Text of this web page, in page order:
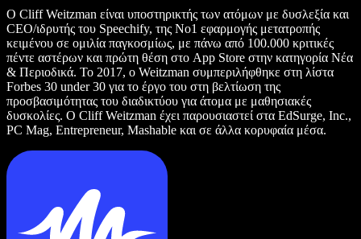
Ο Cliff Weitzman είναι υποστηρικτής των ατόμων με δυσλεξία και
CEO/ιδρυτής του Speechify, της Νο1 εφαρμογής μετατροπής
κειμένου σε ομιλία παγκοσμίως, με πάνω από 100.000 κριτικές
πέντε αστέρων και πρώτη θέση στο App Store στην κατηγορία Νέα
& Περιοδικά. Το 2017, ο Weitzman συμπεριλήφθηκε στη λίστα
Forbes 30 under 30 για το έργο του στη βελτίωση της
προσβασιμότητας του διαδικτύου για άτομα με μαθησιακές
δυσκολίες. Ο Cliff Weitzman έχει παρουσιαστεί στα EdSurge, Inc.,
PC Mag, Entrepreneur, Mashable και σε άλλα κορυφαία μέσα.